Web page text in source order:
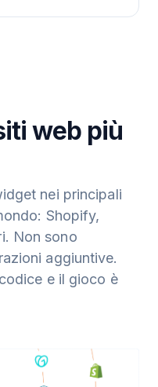
web più
nei principali
Shopify,
Non sono
aggiuntive.
e il gioco è